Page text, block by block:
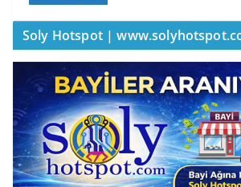
Soly Hotspot |